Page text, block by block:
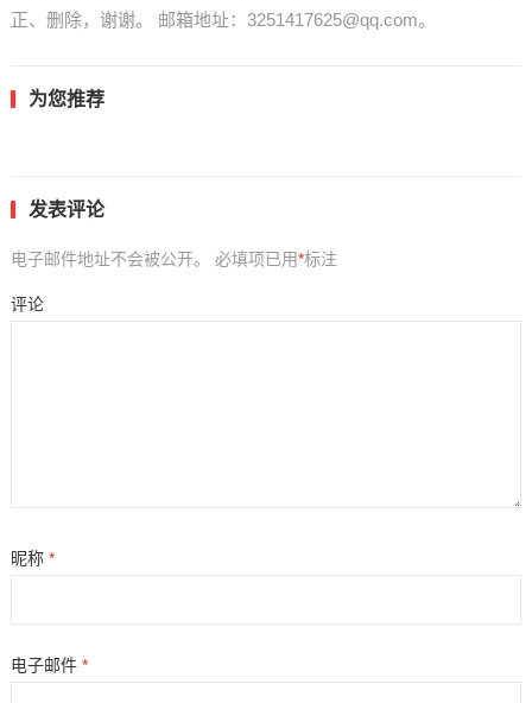
正、删除，谢谢。 邮箱地址：3251417625@qq.com。
为您推荐
发表评论
电子邮件地址不会被公开。 必填项已用*标注
评论
昵称 *
电子邮件 *